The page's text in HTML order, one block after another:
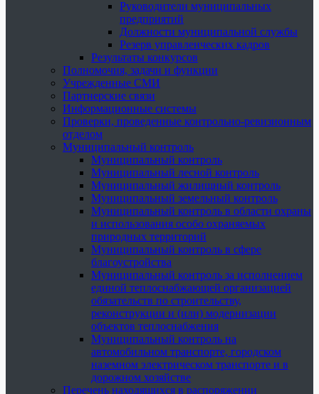
Руководители муниципальных
предприятий
Должности муниципальной службы
Резерв управленческих кадров
Результаты конкурсов
Полномочия, задачи и функции
Учрежденные СМИ
Партнерские связи
Информационные системы
Проверки, проведенные контрольно-ревизионным
отделом
Муниципальный контроль
Муниципальный контроль
Муниципальный лесной контроль
Муниципальный жилищный контроль
Муниципальный земельный контроль
Муниципальный контроль в области охраны
и использования особо охраняемых
природных территорий
Муниципальный контроль в сфере
благоустройства
Муниципальный контроль за исполнением
единой теплоснабжающей организацией
обязательств по строительству,
реконструкции и (или) модернизации
объектов теплоснабжения
Муниципальный контроль на
автомобильном транспорте, городском
наземном электрическом транспорте и в
дорожном хозяйстве
Перечень находящихся в распоряжении